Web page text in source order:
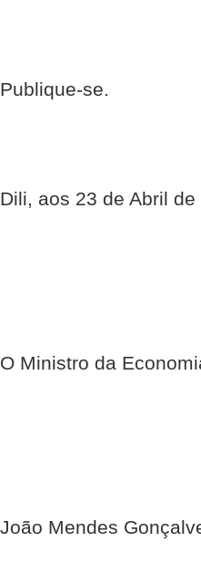
Publique-se.
Dili, aos 23 de Abril de
O Ministro da
João Mendes